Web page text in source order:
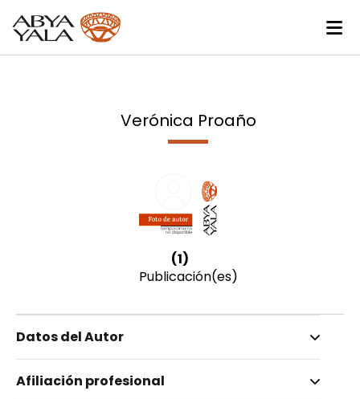
Verónica Proaño
(1)
Publicación(es)
Datos del Autor
Proaño, Verónica
Afiliación profesional